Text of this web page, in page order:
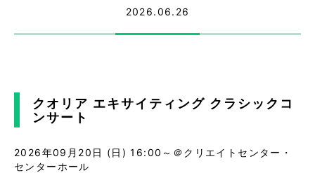
2026.06.26
クオリア エキサイティング クラシックコ
ンサート
2026年09月20日 (日) 16:00～＠クリエイトセンター・
センターホール